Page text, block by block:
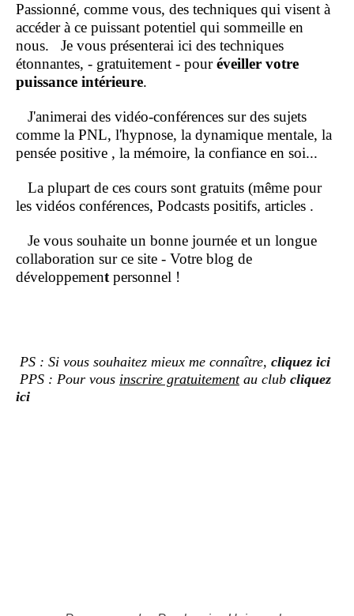
Passionné, comme vous, des techniques qui visent à
accéder à ce puissant potentiel qui sommeille en
nous. Je vous présenterai ici des techniques
étonnantes, - gratuitement - pouréveiller votre
puissance intérieure.
J'animerai des vidéo-conférences sur des sujets
comme la PNL, l'hypnose, la dynamique mentale, la
pensée positive , la mémoire, la confiance en soi...
La plupart de ces cours sont gratuits (même pour
les vidéos conférences, Podcasts positifs, articles .
Je vous souhaite un bonne journée et un longue
collaboration sur ce site - Votre blog de
développementpersonnel !
PS : Si vous souhaitez mieux me connaître, cliquez ici
PPS : Pour vous inscrire gratuitementau club cliquez
ici